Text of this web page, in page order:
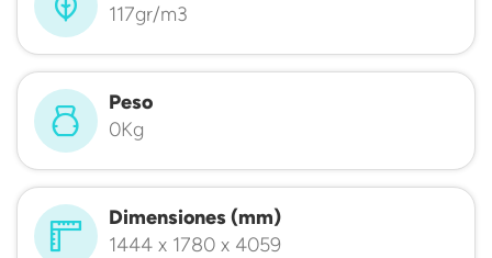
117gr/m3
Peso
0Kg
Dimensiones (mm)
1444 x 1780 x 4059